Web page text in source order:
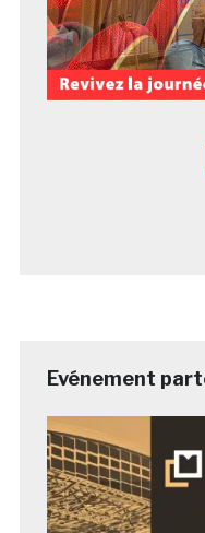
Evénement